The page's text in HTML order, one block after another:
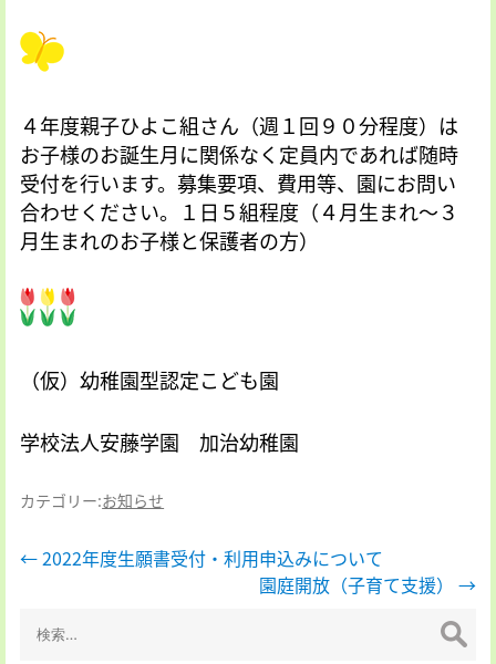
４年度親子ひよこ組さん（週１回９０分程度）は
お子様のお誕生月に関係なく定員内であれば随時
受付を行います。募集要項、費用等、園にお問い
合わせください。１日５組程度（４月生まれ～３
月生まれのお子様と保護者の方）
（仮）幼稚園型認定こども園
学校法人安藤学園 加治幼稚園
カテゴリー:お知らせ
投
ナ
←2022年度生願書受付・利用申込みについて
園庭開放（子育て支援） →
索: